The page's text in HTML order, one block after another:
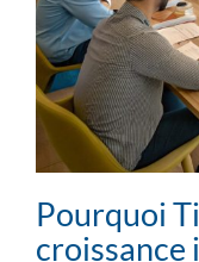
Pourquoi